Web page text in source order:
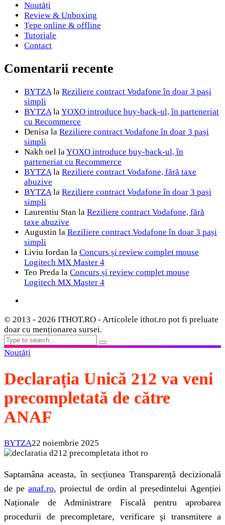
Noutăți
Review & Unboxing
Țepe online & offline
Tutoriale
Contact
Comentarii recente
BYTZAla Reziliere contract Vodafone în doar 3 pași
simpli
BYTZAlaYOXO introduce buy-back-ul, în parteneriat
cu Recommerce
Denisa la Reziliere contract Vodafone în doar 3 pași
simpli
Nakh oel laYOXO introduce buy-back-ul, în
parteneriat cu Recommerce
BYTZAla Reziliere contract Vodafone, fără taxe
abuzive
BYTZAla Reziliere contract Vodafone în doar 3 pași
simpli
Laurentiu Stan la Reziliere contract Vodafone, fără
taxe abuzive
Augustin la Reziliere contract Vodafone în doar 3 pași
simpli
Liviu Iordan la Concurs și review complet mouse
Logitech MX Master 4
Teo Preda la Concurs și review complet mouse
Logitech MX Master 4
© 2013 - 2026 ITHOT.RO - Articolele ithot.ro pot fi preluate
doar cu menționarea sursei.
Noutăți
Declarația Unică 212 va veni
precompletată de către
ANAF
BYTZA22 noiembrie 2025
Saptamâna aceasta, în secțiunea Transparență decizională
de pe anaf.ro, proiectul de ordin al președintelui Agenției
Naționale de Administrare Fiscală pentru aprobarea
procedurii de precompletare, verificare şi transmitere a